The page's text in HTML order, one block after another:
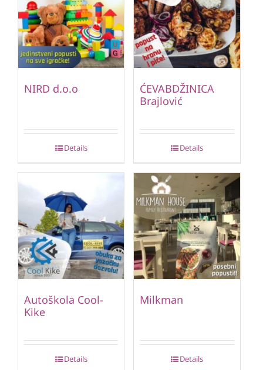
NIRD d.o.o
Details
ĆEVABDŽINICA
Brajlović
Details
Autoškola Cool-
Kike
Details
Milkman
Details